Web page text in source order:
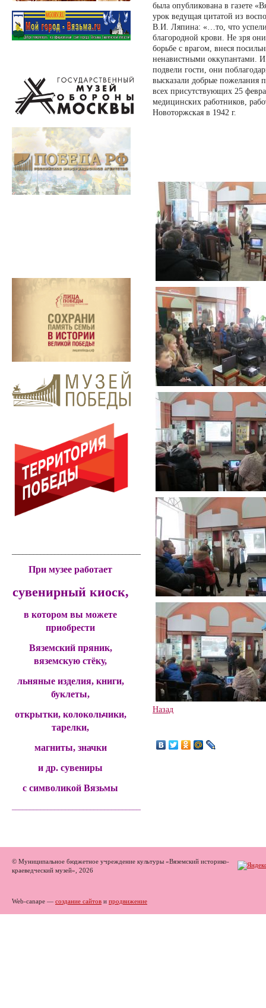
была опубликована в газете
урок ведущая цитатой из
В.И. Ляпина: «…то, что
благородной крови. Не зря
борьбе с врагом, внеся
ненавистными оккупантами. И
подвели гости, они
высказали добрые пожелания
всех присутствующих 25
медицинских работников,
Новоторжская в 1942 г.
Назад
____________________________________________
При музее работает
сувенирный киоск,
в котором вы можете
приобрести
Вяземский пряник,
вяземскую стёку,
льняные изделия, книги,
буклеты,
открытки, колокольчики,
тарелки,
магниты, значки
и др. сувениры
с символикой Вязьмы
© Муниципальное бюджетное учреждение культуры «Вяземский историко-
краеведческий музей», 2026
Web-canape — создание сайтов и продвижение